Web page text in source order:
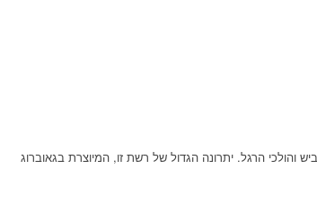
והולכי הרגל. יתרונה הגדול של רשת זו, המיוצרת בגאוברוג